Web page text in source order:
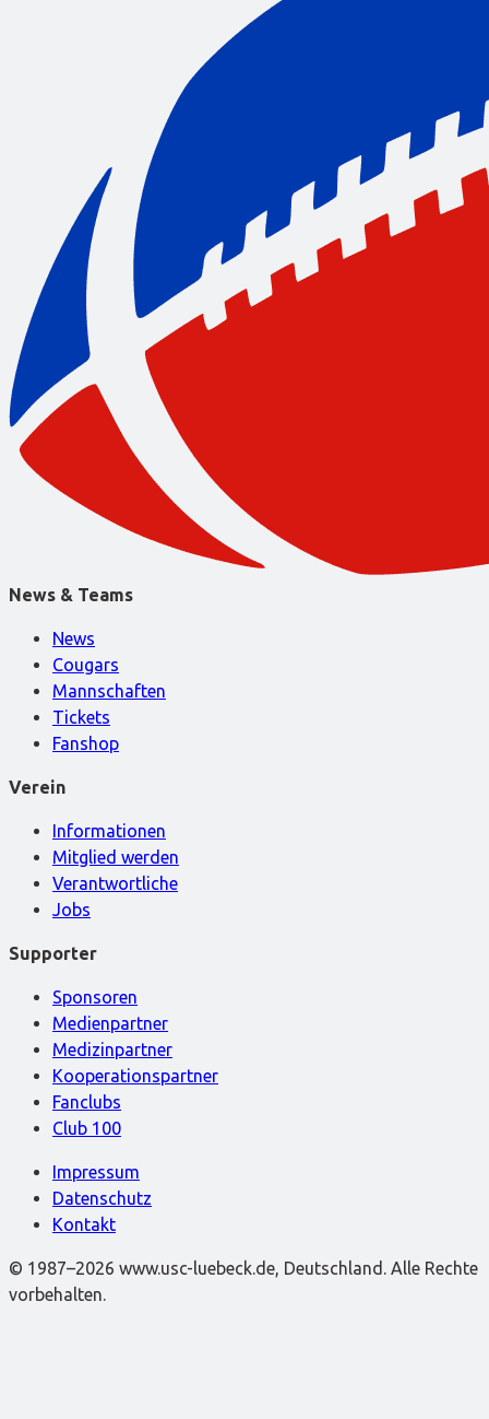
News & Teams
News
Cougars
Mannschaften
Tickets
Fanshop
Verein
Informationen
Mitglied werden
Verantwortliche
Jobs
Supporter
Sponsoren
Medienpartner
Medizinpartner
Kooperationspartner
Fanclubs
Club 100
Impressum
Datenschutz
Kontakt
© 1987–2026 www.usc-luebeck.de, Deutschland. Alle Rechte
vorbehalten.